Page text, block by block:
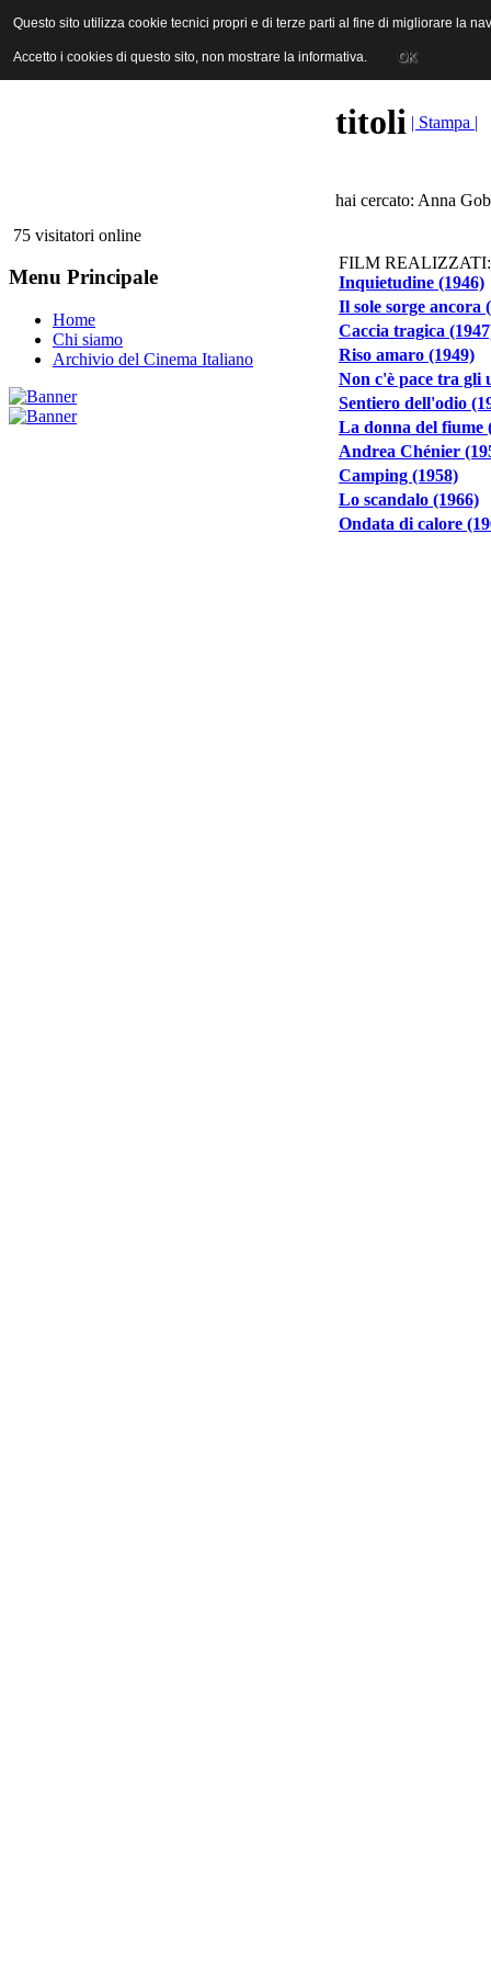
ANICA | Associazione Nazionale Industrie Cinematografiche
75 visitatori online
Menu Principale
Home
Chi siamo
Archivio del Cinema Italiano
titoli | Stampa |
hai cercato: Anna
FILM REALIZZATI:
Inquietudine (1946)
Il sole sorge ancora
Caccia tragica
Riso amaro (1949)
Non c'è pace tra gli
Sentiero dell'odio
La donna del fiume
Andrea Chénier
Camping (1958)
Lo scandalo (1966)
Ondata di calore
Questo sito utilizza cookie tecnici propri e di terze parti al fine di migliorare la
Accetto i cookies di questo sito, non mostrare la informativa. OK
Questo sito utilizza cookie tecnici propri e di terze parti al fine di migliorare la
Accetto i cookies di questo sito, non mostrare la informativa. OK